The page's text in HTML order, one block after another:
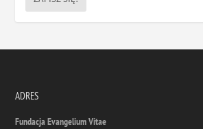
ADRES
Fundacja Evangelium Vitae